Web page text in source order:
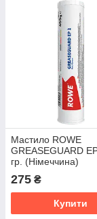
Мастило ROWE
GREASEGUARD
гр. (Німеччина)
275 ₴
Купити